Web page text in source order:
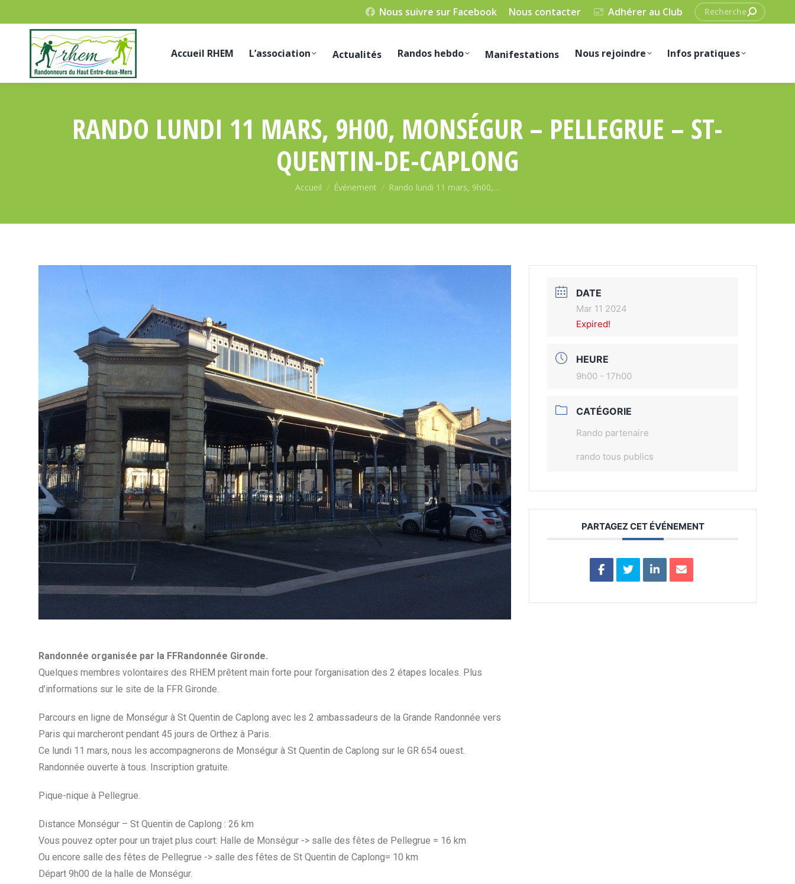
Nous suivre sur Facebook Nous contacter Adhérer au Club
Recherche
:
Accueil RHEM L’association Actualités Randos hebdo Manifestations Nous rejoindre Infos pratiques
RANDO LUNDI 11 MARS, 9H00, MONSÉGUR – PELLEGRUE – ST-
QUENTIN-DE-CAPLONG
Vous êtes ici :
Accueil Événement Rando lundi 11 mars, 9h00,…
Randonnée organisée par la FFRandonnée Gironde.
Quelques membres volontaires des RHEM prêtent main forte pour l’organisation des 2 étapes locales. Plus
d’informations sur le site de la FFR Gironde.
Parcours en ligne de Monségur à St Quentin de Caplong avec les 2 ambassadeurs de la Grande Randonnée vers
Paris qui marcheront pendant 45 jours de Orthez à Paris.
Ce lundi 11 mars, nous les accompagnerons de Monségur à St Quentin de Caplong sur le GR 654 ouest.
Randonnée ouverte à tous. Inscription gratuite.
Pique-nique à Pellegrue.
Distance Monségur – St Quentin de Caplong : 26 km
Vous pouvez opter pour un trajet plus court: Halle de Monségur -> salle des fêtes de Pellegrue = 16 km
Ou encore salle des fêtes de Pellegrue -> salle des fêtes de St Quentin de Caplong= 10 km
Départ 9h00 de la halle de Monségur.
DATE
Mar 11 2024
Expired!
HEURE
9h00 - 17h00
CATÉGORIE
Rando partenaire
rando tous publics
PARTAGEZ CET ÉVÉNEMENT